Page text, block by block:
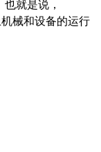
就是说，
械和设备的运行